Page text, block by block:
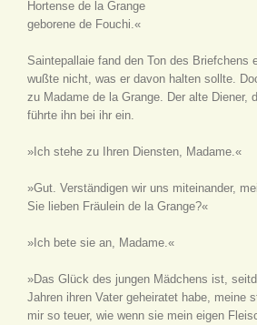
Hortense de la Grange
geborene de Fouchi.«
Saintepallaie fand den Ton des Briefchens
wußte nicht, was er davon halten sollte.
zu Madame de la Grange. Der alte Diener,
führte ihn bei ihr ein.
»Ich stehe zu Ihren Diensten, Madame.«
»Gut. Verständigen wir uns miteinander,
Sie lieben Fräulein de la Grange?«
»Ich bete sie an, Madame.«
»Das Glück des jungen Mädchens ist,
Jahren ihren Vater geheiratet habe, meine
mir so teuer, wie wenn sie mein eigen